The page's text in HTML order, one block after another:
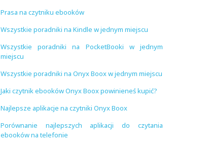
Prasa na czytniku ebooków
Wszystkie poradniki na Kindle w jednym miejscu
Wszystkie poradniki na PocketBooki w jednym
miejscu
Wszystkie poradniki na Onyx Boox w jednym miejscu
Jaki czytnik ebooków Onyx Boox powinieneś kupić?
Najlepsze aplikacje na czytniki Onyx Boox
Porównanie najlepszych aplikacji do czytania
ebooków na telefonie